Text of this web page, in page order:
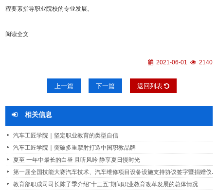
程要素指导职业院校的专业发展。
阅读全文
2021-06-01 2140
上一篇 下一篇 返回列表
相关信息
汽车工匠学院｜坚定职业教育的类型自信
汽车工匠学院｜突破多重掣肘打造中国职教品牌
夏至 一年中最长的白昼 且听风吟 静享夏日慢时光
第一届全国技能大赛汽车技术、汽车维修项目设备设施支持协议签字暨捐赠仪式成功举办
教育部职成司司长陈子季介绍“十三五”期间职业教育改革发展的总体情况